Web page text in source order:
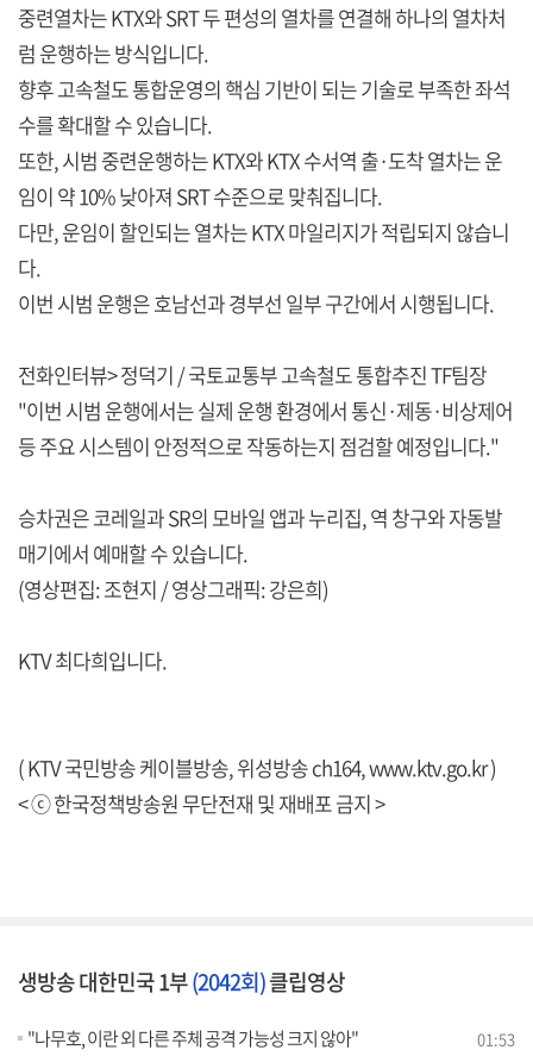
중련열차는 KTX와 SRT 두 편성의 열차를 연결해 하나의 열차처
럼 운행하는 방식입니다.
향후 고속철도 통합운영의 핵심 기반이 되는 기술로 부족한 좌석
수를 확대할 수 있습니다.
또한, 시범 중련운행하는 KTX와 KTX 수서역 출·도착 열차는 운
임이 약 10% 낮아져 SRT 수준으로 맞춰집니다.
다만, 운임이 할인되는 열차는 KTX 마일리지가 적립되지 않습니
다.
이번 시범 운행은 호남선과 경부선 일부 구간에서 시행됩니다.
전화인터뷰> 정덕기 / 국토교통부 고속철도 통합추진 TF팀장
"이번 시범 운행에서는 실제 운행 환경에서 통신·제동·비상제어
등 주요 시스템이 안정적으로 작동하는지 점검할 예정입니다."
승차권은 코레일과 SR의 모바일 앱과 누리집, 역 창구와 자동발
매기에서 예매할 수 있습니다.
(영상편집: 조현지 / 영상그래픽: 강은희)
KTV 최다희입니다.
( KTV 국민방송 케이블방송, 위성방송 ch164,www.ktv.go.kr)
< ⓒ 한국정책방송원 무단전재 및 재배포 금지 >
생방송 대한민국 1부(2042회)클립영상
"나무호, 이란 외 다른 주체 공격 가능성 크지 않아" 01:53